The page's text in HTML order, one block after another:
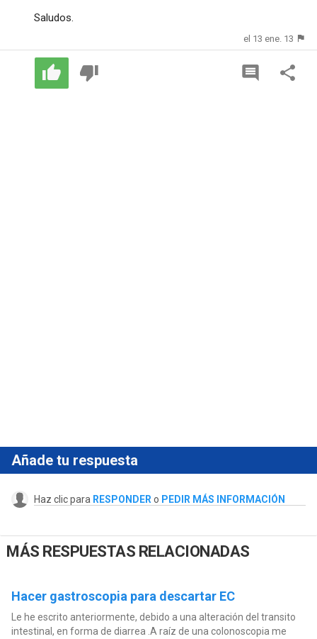
Saludos.
el 13 ene. 13
Añade tu respuesta
Haz clic para RESPONDER o PEDIR MÁS INFORMACIÓN
MÁS RESPUESTAS RELACIONADAS
Hacer gastroscopia para descartar EC
Le he escrito anteriormente, debido a una alteración del transito
intestinal, en forma de diarrea .A raíz de una colonoscopia me